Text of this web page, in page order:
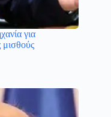
για
μισθούς